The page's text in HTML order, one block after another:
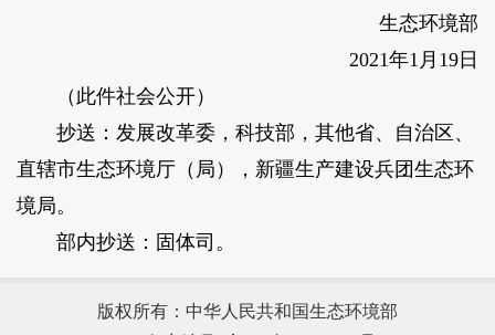
生态环境部
2021年1月19日
（此件社会公开）
抄送：发展改革委，科技部，其他省、自治区、
直辖市生态环境厅（局），新疆生产建设兵团生态环
境局。
部内抄送：固体司。
版权所有：中华人民共和国生态环境部